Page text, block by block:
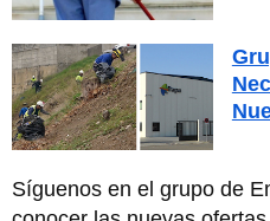
Síguenos en el grupo de